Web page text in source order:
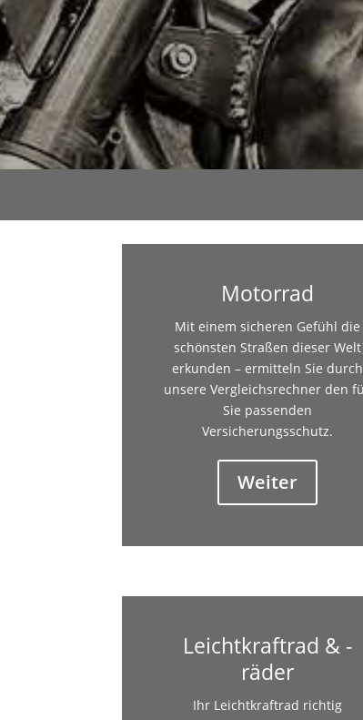
Motorrad
Mit einem sicheren Gefühl die
schönsten Straßen dieser Welt
erkunden – ermitteln Sie durch
unsere Vergleichsrechner den
Sie passenden
Versicherungsschutz.
Weiter
Leichtkraftrad & -
räder
Ihr Leichtkraftrad richtig